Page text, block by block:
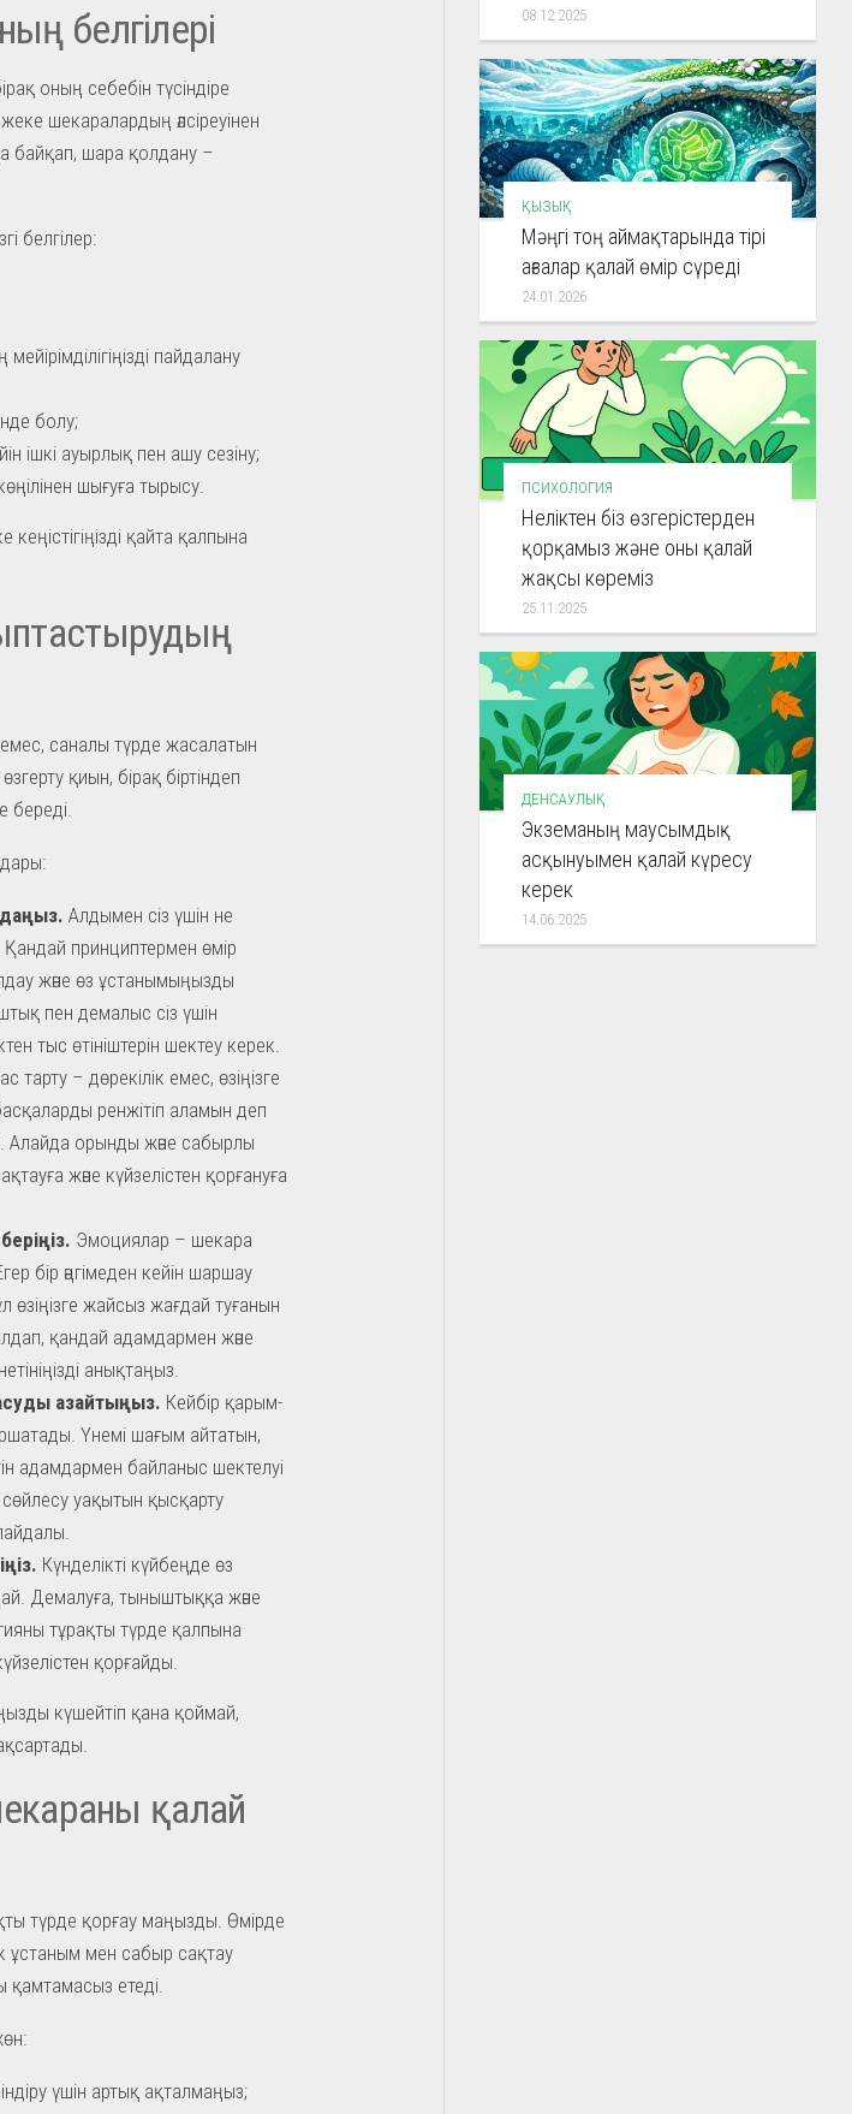
белгілері
оның себебін түсіндіре
шекаралардың әлсіреуінен
байқап, шара қолдану –
белгілер:
пайдалану
болу;
ішкі ауырлық пен ашу сезіну;
шығуға тырысу.
қайта қалпына
емес, саналы түрде жасалатын
қиын, бірақ біртіндеп
береді.
Алдымен сіз үшін не
Қандай принциптермен өмір
және өз ұстанымыңызды
пен демалыс сіз үшін
тыс өтініштерін шектеу керек.
тарту – дөрекілік емес, өзіңізге
ренжітіп аламын деп
Алайда орынды және сабырлы
және күйзелістен қорғануға
Эмоциялар – шекара
бір әңгімеден кейін шаршау
өзіңізге жайсыз жағдай туғанын
қандай адамдармен және
анықтаңыз.
азайтыңыз. Кейбір қарым-
Үнемі шағым айтатын,
адамдармен байланыс шектелуі
уақытын қысқарту
Күнделікті күйбеңде өз
Демалуға, тыныштыққа және
тұрақты түрде қалпына
қорғайды.
күшейтіп қана қоймай,
қалай
түрде қорғау маңызды. Өмірде
ұстаным мен сабыр сақтау
етеді.
үшін артық ақталмаңыз;
08.12.2025
ҚЫЗЫҚ
Мәңгі тоң аймақтарында тірі
ағзалар қалай өмір сүреді
24.01.2026
ПСИХОЛОГИЯ
Неліктен біз өзгерістерден
қорқамыз және оны қалай
жақсы көреміз
25.11.2025
ДЕНСАУЛЫҚ
Экземаның маусымдық
асқынуымен қалай күресу
керек
14.06.2025